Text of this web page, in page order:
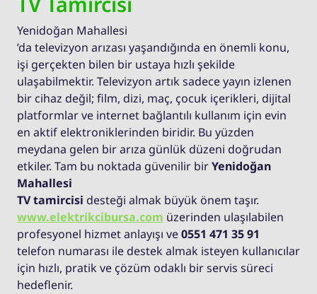
Yenidoğan Mahallesi
’da televizyon arızası yaşandığında en önemli konu,
işi gerçekten bilen bir ustaya hızlı şekilde
ulaşabilmektir. Televizyon artık sadece yayın izlenen
bir cihaz değil; film, dizi, maç, çocuk içerikleri, dijital
platformlar ve internet bağlantılı kullanım için evin
en aktif elektroniklerinden biridir. Bu yüzden
meydana gelen bir arıza günlük düzeni doğrudan
etkiler. Tam bu noktada güvenilir birYenidoğan
Mahallesi
TV tamircisi desteği almak büyük önem taşır.
www.elektrikcibursa.com üzerinden ulaşılabilen
profesyonel hizmet anlayışı ve0551 471 35 91
telefon numarası ile destek almak isteyen kullanıcılar
için hızlı, pratik ve çözüm odaklı bir servis süreci
hedeflenir.